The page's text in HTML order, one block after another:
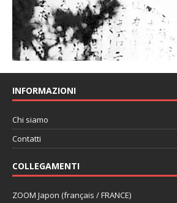
INFORMAZIONI
Chi siamo
Contatti
COLLEGAMENTI
ZOOM Japon (français / FRANCE)